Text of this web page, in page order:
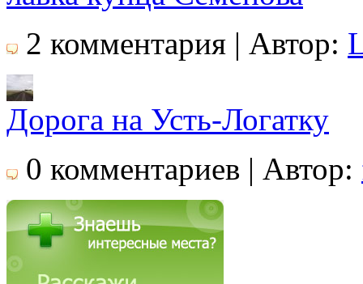
2 комментария | Автор:
Дорога на Усть-Логатку
0 комментариев | Автор: